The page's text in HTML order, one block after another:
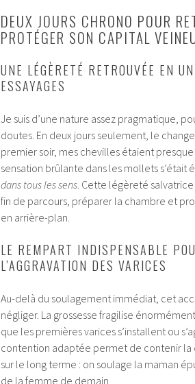
DEUX JOURS CHRONO POUR
PROTÉGER SON CAPITAL
UNE LÉGÈRETÉ RETROUVÉE EN
ESSAYAGES
Je suis d’une nature assez pragmatique,
doutes. En deux jours seulement, le
premier soir, mes chevilles étaient
sensation brûlante dans les mollets s’était
dans tous les sens. Cette légèreté
fin de parcours, préparer la chambre et
en arrière-plan.
LE REMPART INDISPENSABLE
L’AGGRAVATION DES VARICES
Au-delà du soulagement immédiat, cet
négliger. La grossesse fragilise
que les premières varices s’installent ou
contention adaptée permet de contenir la
sur le long terme : on soulage la maman
de la femme de demain.